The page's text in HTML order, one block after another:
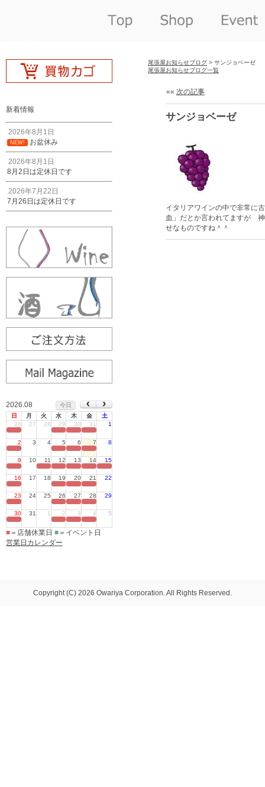
新着情報
2026年8月1日
NEW! お盆休み
2026年8月1日
8月2日は定休日です
2026年7月22日
7月26日は定休日です
2026.08
今日
日
月 火 水 木 金
土
26
27 28 29 30 31 1
2 3 4 5 6 7 8
9 10 11 12 13 14 15
16 17 18 19 20 21 22
23 24 25 26 27 28 29
30 31 1 2 3 4 5
■ ＝店舗休業日 ■ ＝イベント日
営業日カレンダー
尾張屋お知らせブログ > サンジョベーゼ
尾張屋お知らせブログ一覧
«« 次の記事
サンジョベーゼ
イタリアワインの中で非常に
血」だとか言われてますが
せなものですね＾＾
Copyright (C) 2026 Owariya Corporation. All Rights Reserved.